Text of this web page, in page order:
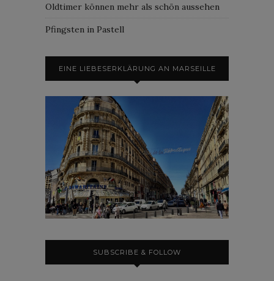
Oldtimer können mehr als schön aussehen
Pfingsten in Pastell
EINE LIEBESERKLÄRUNG AN MARSEILLE
SUBSCRIBE & FOLLOW